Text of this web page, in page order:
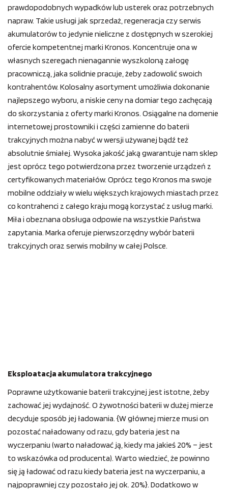
prawdopodobnych wypadków lub usterek oraz potrzebnych
napraw. Takie usługi jak sprzedaż, regeneracja czy serwis
akumulatorów to jedynie nieliczne z dostępnych w szerokiej
ofercie kompetentnej marki Kronos. Koncentruje ona w
własnych szeregach nienagannie wyszkoloną załogę
pracowniczą, jaka solidnie pracuje, żeby zadowolić swoich
kontrahentów. Kolosalny asortyment umożliwia dokonanie
najlepszego wyboru, a niskie ceny na domiar tego zachęcają
do skorzystania z oferty marki Kronos. Osiągalne na domenie
internetowej prostowniki i części zamienne do baterii
trakcyjnych można nabyć w wersji używanej bądź też
absolutnie śmiałej. Wysoka jakość jaką gwarantuje nam sklep
jest oprócz tego potwierdzona przez tworzenie urządzeń z
certyfikowanych materiałów. Oprócz tego Kronos ma swoje
mobilne oddziały w wielu większych krajowych miastach przez
co kontrahenci z całego kraju mogą korzystać z usług marki.
Miła i obeznana obsługa odpowie na wszystkie Państwa
zapytania. Marka oferuje pierwszorzędny wybór baterii
trakcyjnych oraz serwis mobilny w całej Polsce.
Eksploatacja akumulatora trakcyjnego
Poprawne użytkowanie baterii trakcyjnej jest istotne, żeby
zachować jej wydajność. O żywotności baterii w dużej mierze
decyduje sposób jej ładowania. {W głównej mierze musi on
pozostać naładowany od razu, gdy bateria jest na
wyczerpaniu (warto naładować ją, kiedy ma jakieś 20% – jest
to wskazówka od producenta). Warto wiedzieć, że powinno
się ją ładować od razu kiedy bateria jest na wyczerpaniu, a
najpoprawniej czy pozostało jej ok. 20%}. Dodatkowo w